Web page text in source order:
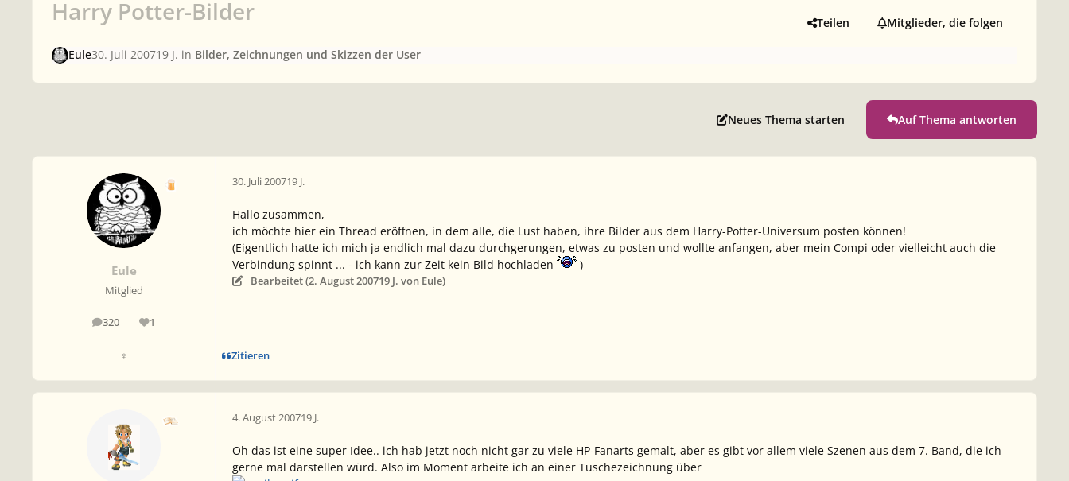
Harry Potter-Bilder Teilen Mitglieder, die folgen
Eule30. Juli 200719 J. in Bilder, Zeichnungen und Skizzen der User
Neues Thema starten Auf Thema antworten
Eule
Mitglied
320
Beiträge 1
Reputation
♀
30. Juli 200719 J.
Hallo zusammen,
ich möchte hier ein Thread eröffnen, in dem alle, die Lust haben, ihre Bilder aus dem Harry-Potter-Universum posten können!
(Eigentlich hatte ich mich ja endlich mal dazu durchgerungen, etwas zu posten und wollte anfangen, aber mein Compi oder vielleicht auch die
Verbindung spinnt ... - ich kann zur Zeit kein Bild hochladen
)
Bearbeitet (2. August 200719 J. von Eule)
Zitieren
4. August 200719 J.
Oh das ist eine super Idee.. ich hab jetzt noch nicht gar zu viele HP-Fanarts gemalt, aber es gibt vor allem viele Szenen aus dem 7. Band, die ich
gerne mal darstellen würd. Also im Moment arbeite ich an einer Tuschezeichnung über